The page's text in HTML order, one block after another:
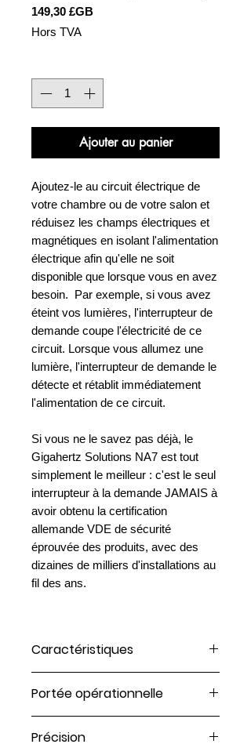
149,30 £GBPrix
Hors TVA
Ajouter au panier
Ajoutez-le au circuit électrique de
votre chambre ou de votre salon et
réduisez les champs électriques et
magnétiques en isolant l'alimentation
électrique afin qu'elle ne soit
disponible que lorsque vous en avez
besoin. Par exemple, si vous avez
éteint vos lumières, l'interrupteur de
demande coupe l'électricité de ce
circuit. Lorsque vous allumez une
lumière, l'interrupteur de demande le
détecte et rétablit immédiatement
l'alimentation de ce circuit.
Si vous ne le savez pas déjà, le
Gigahertz Solutions NA7 est tout
simplement le meilleur : c'est le seul
interrupteur à la demande JAMAIS à
avoir obtenu la certification
allemande VDE de sécurité
éprouvée des produits, avec des
dizaines de milliers d'installations au
fil des ans.
Caractéristiques
également avec les variateurs,
les lampes fluorescentes, les
lampes à économie d'énergie, les
Portée opérationnelle
230 VAC +/- 10 %.
Précision